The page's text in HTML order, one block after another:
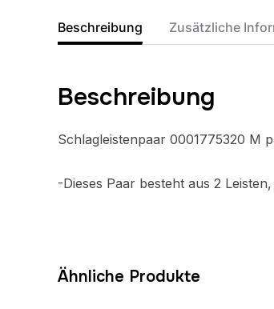
Beschreibung Zusätzliche
Beschreibung
Schlagleistenpaar 0001775320 M
-Dieses Paar besteht aus 2
Ähnliche Produkte